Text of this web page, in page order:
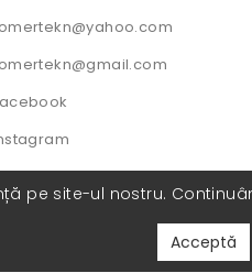
pe site-ul nostru.
Acceptă